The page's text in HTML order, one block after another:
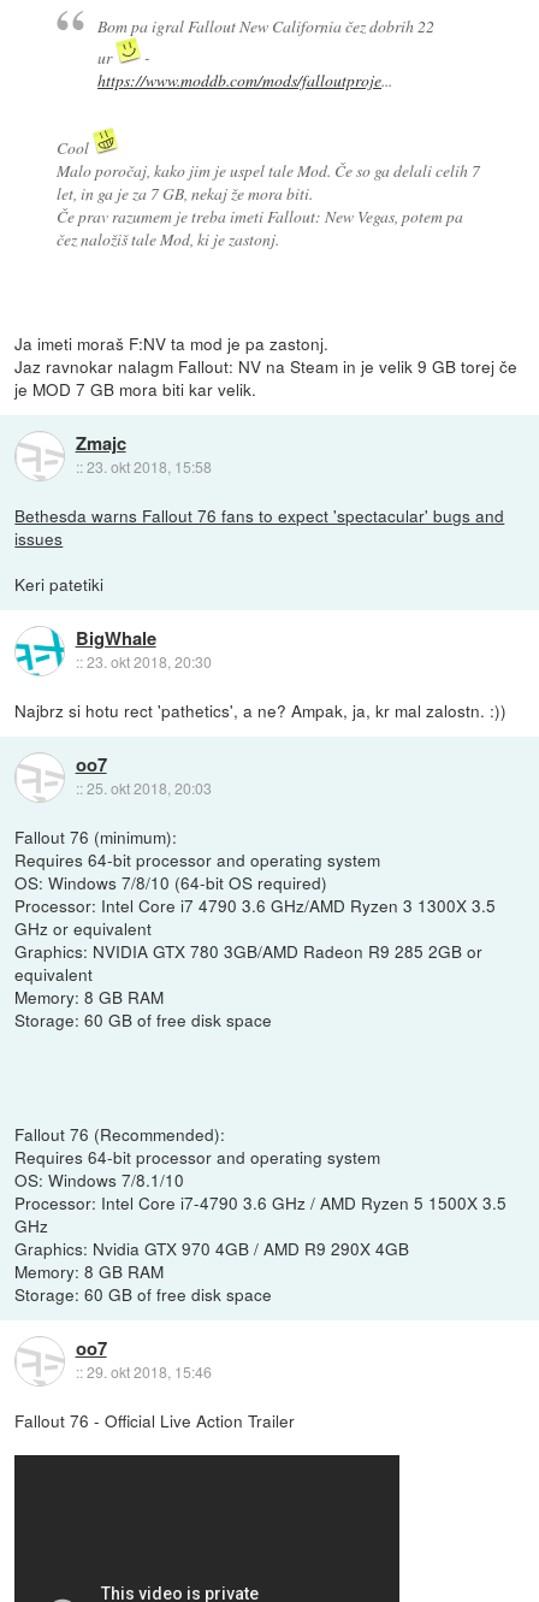
Bom pa igral Fallout New California čez dobrih 22
ur
-
https://www.moddb.com/mods/falloutproje...
Cool
Malo poročaj, kako jim je uspel tale Mod. Če so ga delali celih 7
let, in ga je za 7 GB, nekaj že mora biti.
Če prav razumem je treba imeti Fallout: New Vegas, potem pa
čez naložiš tale Mod, ki je zastonj.
Ja imeti moraš F:NV ta mod je pa zastonj.
Jaz ravnokar nalagm Fallout: NV na Steam in je velik 9 GB torej če
je MOD 7 GB mora biti kar velik.
Zmajc
::23. okt 2018, 15:58
Bethesda warns Fallout 76 fans to expect 'spectacular' bugs and
issues
Keri patetiki
BigWhale
::23. okt 2018, 20:30
Najbrz si hotu rect 'pathetics', a ne? Ampak, ja, kr mal zalostn. :))
oo7
::25. okt 2018, 20:03
Fallout 76 (minimum):
Requires 64-bit processor and operating system
OS: Windows 7/8/10 (64-bit OS required)
Processor: Intel Core i7 4790 3.6 GHz/AMD Ryzen 3 1300X 3.5
GHz or equivalent
Graphics: NVIDIA GTX 780 3GB/AMD Radeon R9 285 2GB or
equivalent
Memory: 8 GB RAM
Storage: 60 GB of free disk space
Fallout 76 (Recommended):
Requires 64-bit processor and operating system
OS: Windows 7/8.1/10
Processor: Intel Core i7-4790 3.6 GHz / AMD Ryzen 5 1500X 3.5
GHz
Graphics: Nvidia GTX 970 4GB / AMD R9 290X 4GB
Memory: 8 GB RAM
Storage: 60 GB of free disk space
oo7
::29. okt 2018, 15:46
Fallout 76 - Official Live Action Trailer